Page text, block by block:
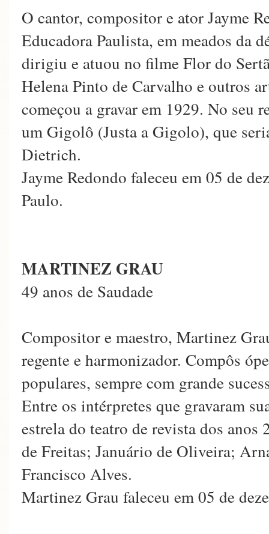
O cantor, compositor e ator Jayme
Educadora Paulista, em meados da
dirigiu e atuou no filme Flor do
Helena Pinto de Carvalho e outros
começou a gravar em 1929. No seu
um Gigolô (Justa a Gigolo), que
Dietrich.
Jayme Redondo faleceu em 05 de
Paulo.
MARTINEZ GRAU
49 anos de Saudade
Compositor e maestro, Martinez
regente e harmonizador. Compôs
populares, sempre com grande
Entre os intérpretes que gravaram
estrela do teatro de revista dos
de Freitas; Januário de Oliveira;
Francisco Alves.
Martinez Grau faleceu em 05 de